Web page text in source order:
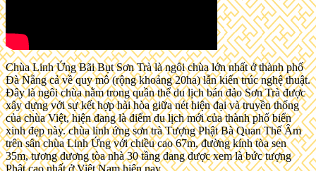
Chùa Linh Ứng Bãi Bụt Sơn Trà là ngôi chùa lớn nhất ở thành phố
Đà Nẵng cả về quy mô (rộng khoảng 20ha) lẫn kiến trúc nghệ thuật.
Đây là ngôi chùa nằm trong quần thể du lịch bán đảo Sơn Trà được
xây dựng với sự kết hợp hài hòa giữa nét hiện đại và truyền thống
của chùa Việt, hiện đang là điểm du lịch mới của thành phố biển
xinh đẹp này. chùa linh ứng sơn trà Tượng Phật Bà Quan Thế Âm
trên sân chùa Linh Ứng với chiều cao 67m, đường kính tòa sen
35m, tương đương tòa nhà 30 tầng đang được xem là bức tượng